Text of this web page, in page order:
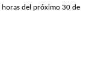
horas del próximo 30 de